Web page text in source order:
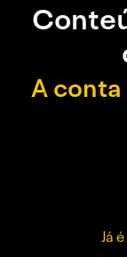
A conta
Já